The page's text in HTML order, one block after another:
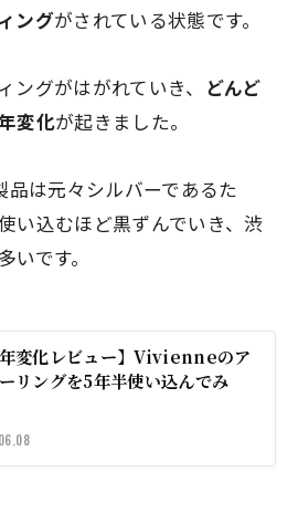
ングがされている状態です。
ングがはがれていき、 どんど
変化が起きました。
品は元々シルバーであるた
い込むほど黒ずんでいき、渋
いです。
年変化レビュー】Vivienneのア
リングを5年半使い込んでみ